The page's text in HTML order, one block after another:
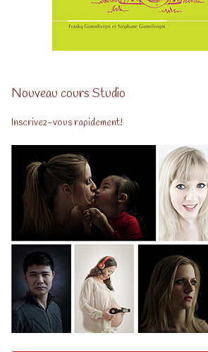
Nouveau cours Studio
Inscrivez-vous rapidement!